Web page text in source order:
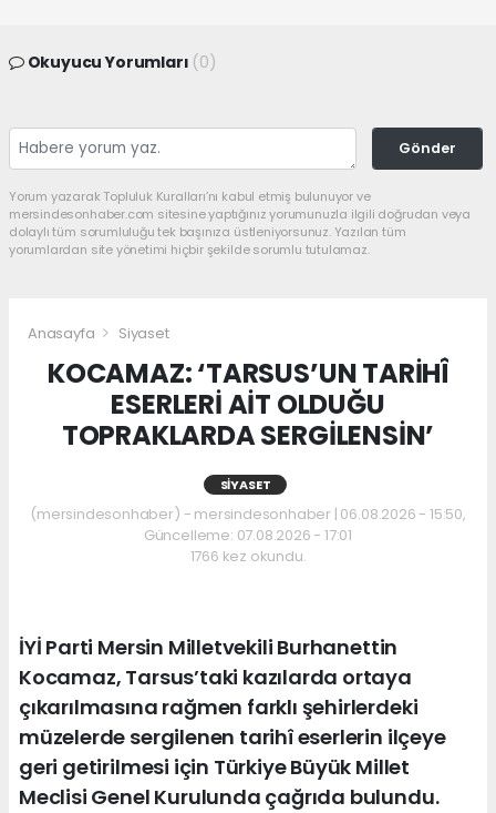
Okuyucu Yorumları (0)
Gönder
Yorum yazarak Topluluk Kuralları’nı kabul etmiş bulunuyor ve
mersindesonhaber.com sitesine yaptığınız yorumunuzla ilgili doğrudan veya
dolaylı tüm sorumluluğu tek başınıza üstleniyorsunuz. Yazılan tüm
yorumlardan site yönetimi hiçbir şekilde sorumlu tutulamaz.
Anasayfa Siyaset
KOCAMAZ: ‘TARSUS’UN TARİHÎ
ESERLERİ AİT OLDUĞU
TOPRAKLARDA SERGİLENSİN’
SIYASET
(mersindesonhaber) - mersindesonhaber | 06.08.2026 - 15:50,
Güncelleme: 07.08.2026 - 17:01
1766 kez okundu.
İYİ Parti Mersin Milletvekili Burhanettin
Kocamaz, Tarsus’taki kazılarda ortaya
çıkarılmasına rağmen farklı şehirlerdeki
müzelerde sergilenen tarihî eserlerin ilçeye
geri getirilmesi için Türkiye Büyük Millet
Meclisi Genel Kurulunda çağrıda bulundu.